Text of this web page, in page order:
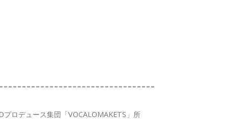
ロデュース集団「VOCALOMAKETS」所